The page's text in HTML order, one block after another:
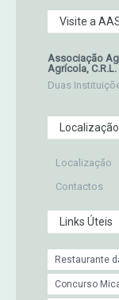
Visite a
Associação
Agrícola, C.R.L.
Duas
Localização
Contactos
Links Úteis
Restaurante
Concurso